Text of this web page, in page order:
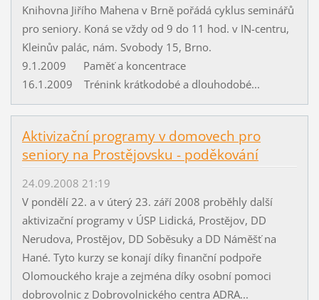
Knihovna Jiřího Mahena v Brně pořádá cyklus seminářů
pro seniory. Koná se vždy od 9 do 11 hod. v IN-centru,
Kleinův palác, nám. Svobody 15, Brno.
9.1.2009 Paměť a koncentrace
16.1.2009 Trénink krátkodobé a dlouhodobé...
Aktivizační programy v domovech pro
seniory na Prostějovsku - poděkování
24.09.2008 21:19
V pondělí 22. a v úterý 23. září 2008 proběhly další
aktivizační programy v ÚSP Lidická, Prostějov, DD
Nerudova, Prostějov, DD Soběsuky a DD Náměšť na
Hané. Tyto kurzy se konají díky finanční podpoře
Olomouckého kraje a zejména díky osobní pomoci
dobrovolnic z Dobrovolnického centra ADRA...